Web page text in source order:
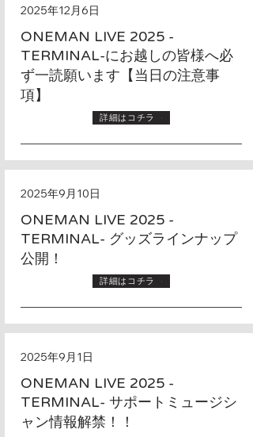
2025年12月6日
ONEMAN LIVE 2025 -
TERMINAL-にお越しの皆様へ必
ず一読願います【当日の注意事
項】
詳細はコチラ
2025年9月10日
ONEMAN LIVE 2025 -
TERMINAL- グッズラインナップ
公開！
詳細はコチラ
2025年9月1日
ONEMAN LIVE 2025 -
TERMINAL- サポートミュージシ
ャン情報解禁！！